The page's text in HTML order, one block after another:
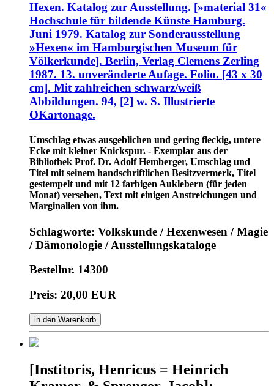
Hexen. Katalog zur Ausstellung. [»material 31«
Hochschule für bildende Künste Hamburg.
Juni 1979. Katalog zur Sonderausstellung
»Hexen« im Hamburgischen Museum für
Völkerkunde]. Berlin, Verlag Clemens Zerling
1987. 13. unveränderte Aufage. Folio. [43 x 30
cm]. Mit zahlreichen schwarz/weiß
Abbildungen. 94, [2] w. S. Illustrierte
OKartonage.
Umschlag etwas ausgeblichen und gering fleckig, untere
Ecke mit kleiner Knickspur. - Exemplar aus der
Bibliothek Prof. Dr. Adolf Hemberger, Umschlag und
Titel mit seinem handschriftlichen Besitzvermerk, Titel
gestempelt und mit 12 farbigen Auklebern (für jeden
Monat) versehen, Text mit einigen Anstreichungen und
Marginalien von ihm.
Schlagworte: Volkskunde / Hexenwesen / Magie
/ Dämonologie / Ausstellungskataloge
Bestellnr. 14300
Preis: 20,00 EUR
in den Warenkorb
[Institoris, Henricus = Heinrich